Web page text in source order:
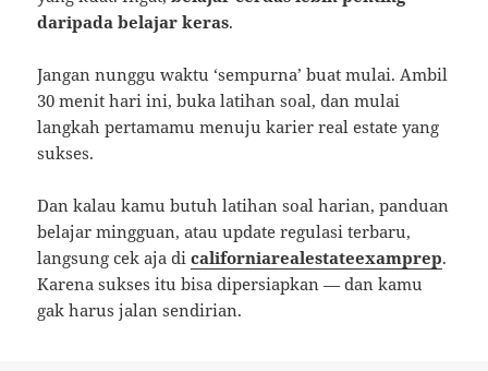
daripada belajar keras.
Jangan nunggu waktu ‘sempurna’ buat mulai. Ambil
30 menit hari ini, buka latihan soal, dan mulai
langkah pertamamu menuju karier real estate yang
sukses.
Dan kalau kamu butuh latihan soal harian, panduan
belajar mingguan, atau update regulasi terbaru,
langsung cek aja dicaliforniarealestateexamprep.
Karena sukses itu bisa dipersiapkan — dan kamu
gak harus jalan sendirian.